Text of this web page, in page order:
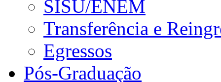
SISU/ENEM
Transferência e
Egressos
Pós-Graduação